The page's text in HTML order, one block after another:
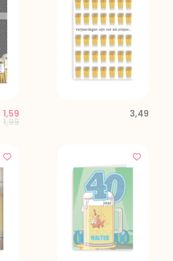
Price reduced from
1,99to
1,59 3,49